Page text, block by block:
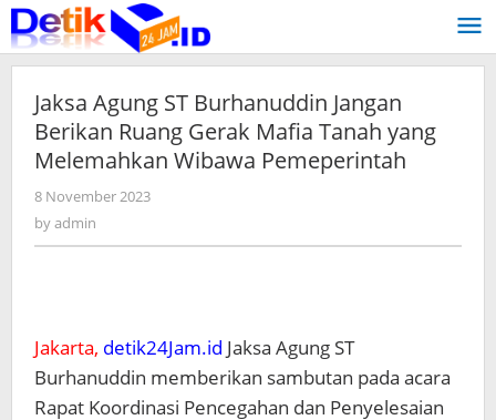
Skip
to
content
Jaksa Agung ST Burhanuddin Jangan
Berikan Ruang Gerak Mafia Tanah yang
Melemahkan Wibawa Pemeperintah
8 November 2023
byadmin
Jakarta, detik24Jam.id Jaksa Agung ST
Burhanuddin memberikan sambutan pada acara
Rapat Koordinasi Pencegahan dan Penyelesaian